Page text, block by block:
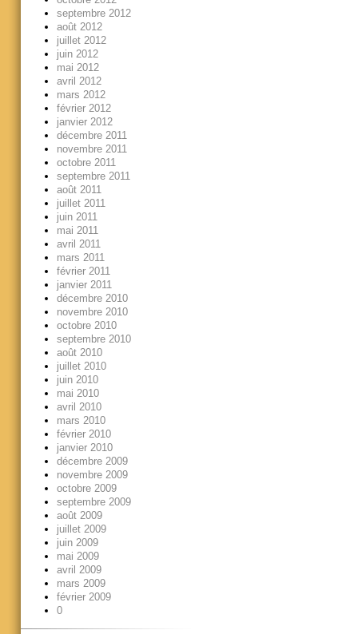
septembre 2012
août 2012
juillet 2012
juin 2012
mai 2012
avril 2012
mars 2012
février 2012
janvier 2012
décembre 2011
novembre 2011
octobre 2011
septembre 2011
août 2011
juillet 2011
juin 2011
mai 2011
avril 2011
mars 2011
février 2011
janvier 2011
décembre 2010
novembre 2010
octobre 2010
septembre 2010
août 2010
juillet 2010
juin 2010
mai 2010
avril 2010
mars 2010
février 2010
janvier 2010
décembre 2009
novembre 2009
octobre 2009
septembre 2009
août 2009
juillet 2009
juin 2009
mai 2009
avril 2009
mars 2009
février 2009
0